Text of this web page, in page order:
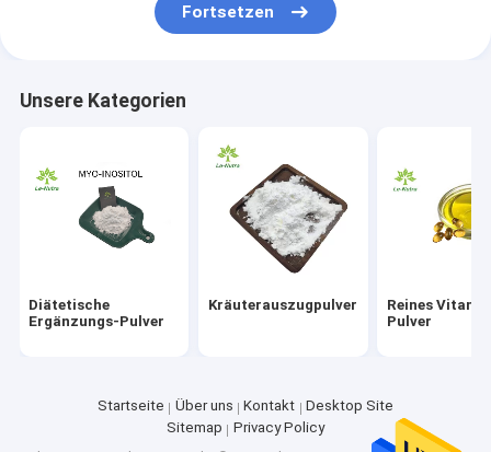
Pulver des Coenzym-Q10
Fortsetzen
Unsere Kategorien
Diätetische
Ergänzungs-Pulver
Kräuterauszugpulver
Reines
Pulver
Startseite Über uns Kontakt
Desktop Site
Sitemap
Privacy Policy